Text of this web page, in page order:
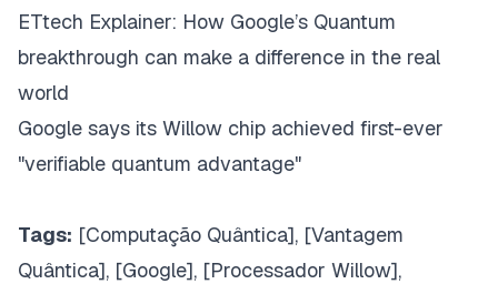
ETtech Explainer: How Google’s Quantum
breakthrough can make a difference in the real
world
Google says its Willow chip achieved first-ever
"verifiable quantum advantage"
Tags: [Computação Quântica], [Vantagem
Quântica], [Google], [Processador Willow],